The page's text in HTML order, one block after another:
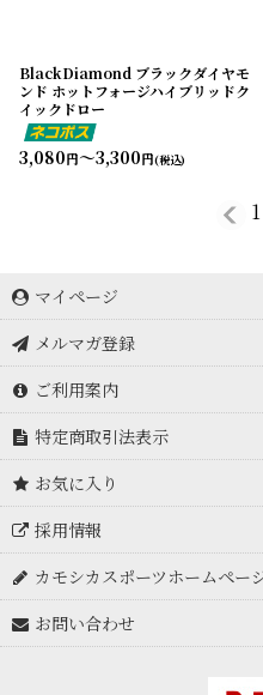
BlackDiamond ブラックダイヤモ
ンド ホットフォージハイブリッドク
イックドロー
3,080円～3,300円(税込)
1
マイページ
メルマガ登録
ご利用案内
特定商取引法表示
お気に入り
採用情報
カモシカスポーツホームペー
お問い合わせ